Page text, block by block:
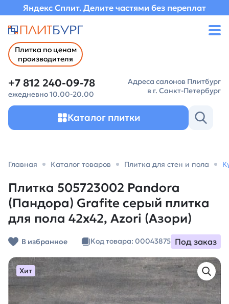
Яндекс Сплит. Делите частями без переплат
Плитка по ценам
производителя
+7 812 240-09-78
ежедневно 10.00-20.00
Адреса салонов Плитбург
в г. Санкт-Петербург
Каталог плитки
Главная Каталог товаров Плитка для стен и пола
Плитка 505723002 Pandora
(Пандора) Grafite серый плитка
для пола 42х42, Azori (Азори)
В избранное Код товара: 00043875 Под заказ
Хит